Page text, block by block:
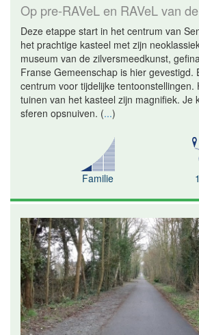
Op pre-RAVeL en RAVeL van
Deze etappe start in het centrum van
het prachtige kasteel met zijn
museum van de zilversmeedkunst,
Franse Gemeenschap is hier gevestigd.
centrum voor tijdelijke tentoonstellingen.
tuinen van het kasteel zijn magnifiek. Je
sferen opsnuiven. (...)
Familie